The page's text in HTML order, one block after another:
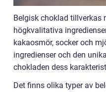
Belgisk choklad tillverkas
högkvalitativa
kakaosmör, socker och
ingredienser och den
chokladen dess
Det finns olika typer av